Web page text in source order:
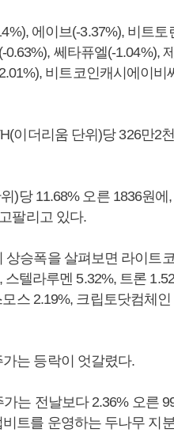
에이브(-3.37%), 비트
0.63%), 쎄타퓨엘(-1.04%),
비트코인캐시에이
이더리움 단위)당 326만2
)당 11.68% 오른 1836원
팔리고 있다.
상승폭을 살펴보면 라이트
스텔라루멘 5.32%, 트론
스 2.19%, 크립토닷컴체
는 등락이 엇갈렸다.
는 전날보다 2.36% 오른
트를 운영하는 두나무 지